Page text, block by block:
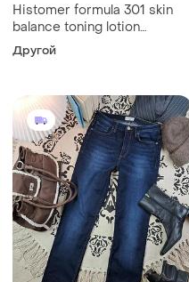
Histomer formula 301 skin
balance toning lotion
восстанавливающий тонер
для лица хистомер
Другой